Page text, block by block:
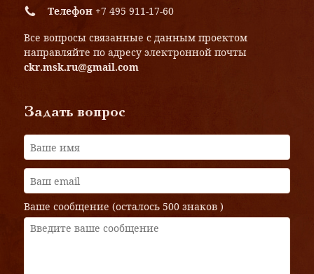
Телефон +7 495 911-17-60
Все вопросы связанные с данным проектом
направляйте по адресу электронной почты
ckr.msk.ru@gmail.com
Задать вопрос
Ваше сообщение (осталось 500 знаков )